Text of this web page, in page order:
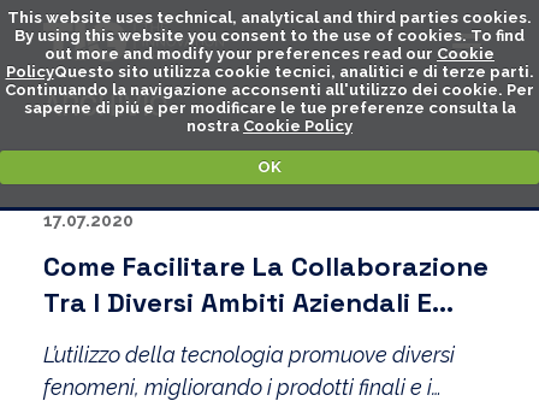
This website uses technical, analytical and third parties cookies.
By using this website you consent to the use of cookies. To find
out more and modify your preferences read our Cookie
PolicyQuesto sito utilizza cookie tecnici, analitici e di terze parti.
Continuando la navigazione acconsenti all'utilizzo dei cookie. Per
saperne di piú e per modificare le tue preferenze consulta la
nostra Cookie Policy
OK
ARCHIVIO
17.07.2020
Come Facilitare La Collaborazione
Tra I Diversi Ambiti Aziendali E
Garantire La Continuità Del
Business
L’utilizzo della tecnologia promuove diversi
fenomeni, migliorando i prodotti finali e i